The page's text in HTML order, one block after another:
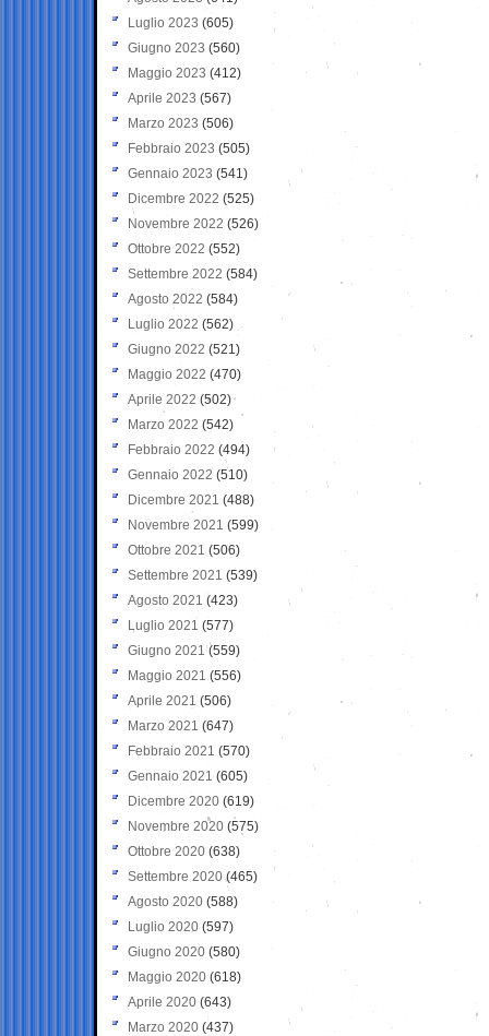
Luglio 2023 (605)
Giugno 2023 (560)
Maggio 2023 (412)
Aprile 2023 (567)
Marzo 2023 (506)
Febbraio 2023 (505)
Gennaio 2023 (541)
Dicembre 2022 (525)
Novembre 2022 (526)
Ottobre 2022 (552)
Settembre 2022 (584)
Agosto 2022 (584)
Luglio 2022 (562)
Giugno 2022 (521)
Maggio 2022 (470)
Aprile 2022 (502)
Marzo 2022 (542)
Febbraio 2022 (494)
Gennaio 2022 (510)
Dicembre 2021 (488)
Novembre 2021 (599)
Ottobre 2021 (506)
Settembre 2021 (539)
Agosto 2021 (423)
Luglio 2021 (577)
Giugno 2021(559)
Maggio 2021 (556)
Aprile 2021 (506)
Marzo 2021 (647)
Febbraio 2021 (570)
Gennaio 2021 (605)
Dicembre 2020 (619)
Novembre 2020 (575)
Ottobre 2020 (638)
Settembre 2020(465)
Agosto 2020 (588)
Luglio 2020 (597)
Giugno 2020 (580)
Maggio 2020 (618)
Aprile 2020 (643)
Marzo 2020 (437)